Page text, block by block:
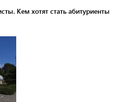
Кем хотят стать абитуриенты